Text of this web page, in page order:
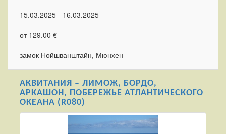
15.03.2025 - 16.03.2025
от 129.00 €
замок Нойшванштайн, Мюнхен
АКВИТАНИЯ – ЛИМОЖ, БОРДО,
АРКАШОН, ПОБЕРЕЖЬЕ АТЛАНТИЧЕСКОГО
ОКЕАНА (R080)